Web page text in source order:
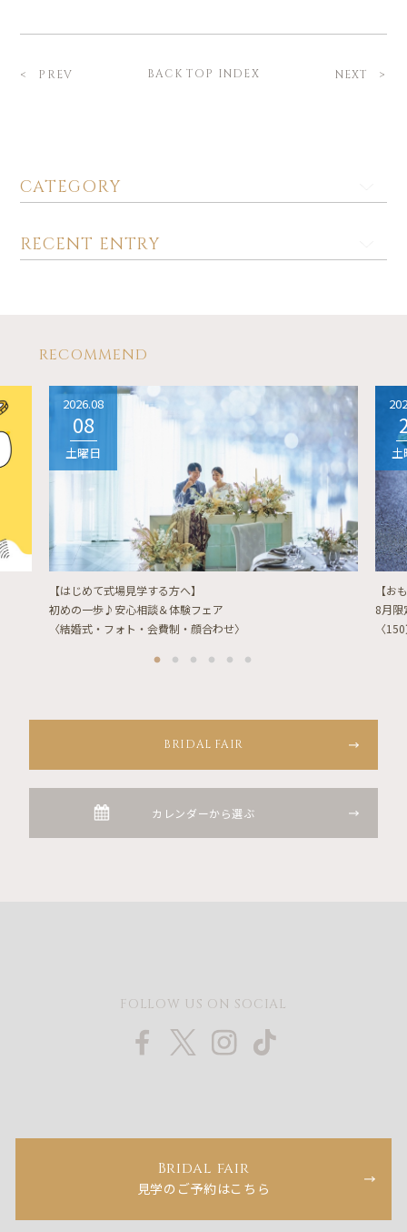
CATEGORY
RECENT ENTRY
PREV BACK TOP INDEX NEXT
RECOMMEND
2026.08
08
土曜日
【はじめて式場見学する方へ】
初めの一歩♪安心相談＆体験フェア
〈結婚式・フォト・会費制・顔合わせ〉
土
【お
8月限
〈
BRIDAL FAIR
カレンダーから選ぶ
FOLLOW US ON SOCIAL
Bridal fair
見学のご予約はこちら